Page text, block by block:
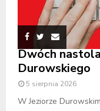
Dwóch
Durowskiego
5 sierpnia 2026
W Jeziorze